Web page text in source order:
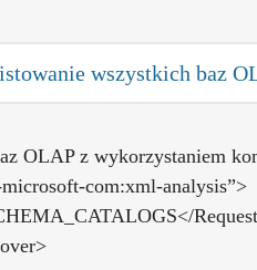
wszystkich baz
OLAP z wykorzystaniem
com:xml-analysis”>